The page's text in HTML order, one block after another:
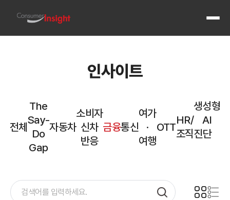
전체
인사이트
산업별 정기 기획조사와 도메인 전문성
컨슈머인사이트는 자동차, 통신, 금융, 여행·관광, OTT·콘텐츠 등 주요 산업에서 정기 기획조사
자동차
연례 자동차 기획조사 ASCS (2001~ · 표본 10만)
주례 신차 출시 반응 조사 AIMM (2022~)
여행·관광
주례 여행·관광 기획조사 (2015~)
전체
The
Say-
Do
Gap
자동차
소비자
신차
반응
금융통신
여가
·
여행
OTT
HR/
조직진단
생성형
AI